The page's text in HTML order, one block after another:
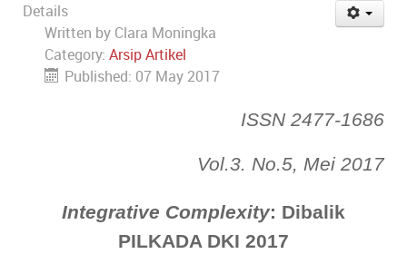
Details
Written by Clara Moningka
Category: Arsip Artikel
Published: 07 May 2017
ISSN 2477-1686
Vol.3. No.5, Mei 2017
Integrative Complexity: Dibalik
PILKADA DKI 2017